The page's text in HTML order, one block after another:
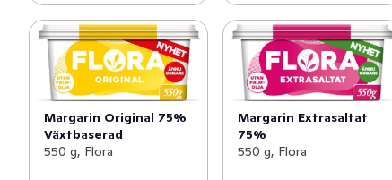
Margarin Original 75%
Växtbaserad
550 g, Flora
Margarin Extrasaltat
75%
550 g, Flora